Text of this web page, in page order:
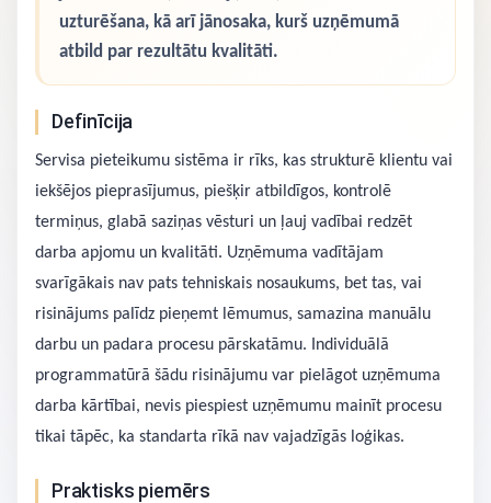
uzturēšana, kā arī jānosaka, kurš uzņēmumā
atbild par rezultātu kvalitāti.
Definīcija
Servisa pieteikumu sistēma ir rīks, kas strukturē klientu vai
iekšējos pieprasījumus, piešķir atbildīgos, kontrolē
termiņus, glabā saziņas vēsturi un ļauj vadībai redzēt
darba apjomu un kvalitāti. Uzņēmuma vadītājam
svarīgākais nav pats tehniskais nosaukums, bet tas, vai
risinājums palīdz pieņemt lēmumus, samazina manuālu
darbu un padara procesu pārskatāmu. Individuālā
programmatūrā šādu risinājumu var pielāgot uzņēmuma
darba kārtībai, nevis piespiest uzņēmumu mainīt procesu
tikai tāpēc, ka standarta rīkā nav vajadzīgās loģikas.
Praktisks piemērs